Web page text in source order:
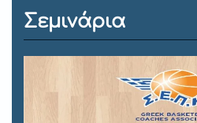
Σεμινάρια